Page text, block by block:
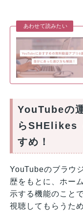
あわせて読みたい
YouTubeの
らSHElikes
すめ！
YouTubeのブラウ
歴をもとに、ホー
示する機能のこと
視聴してもらうた